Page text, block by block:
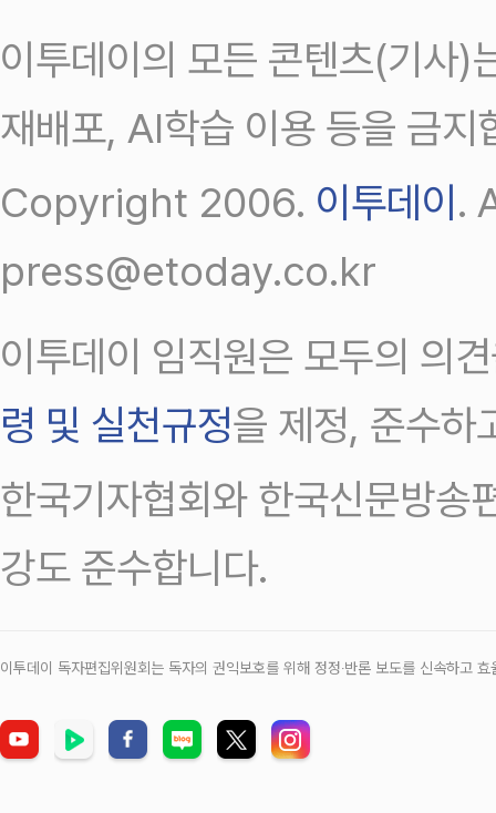
이투데이의 모든 콘텐츠(기사)
재배포, AI학습 이용 등을 금지
Copyright 2006. 이투데이.
press@etoday.co.kr
이투데이 임직원은 모두의 의
령 및 실천규정을 제정, 준수하
한국기자협회와 한국신문방송
강도 준수합니다.
이투데이 독자편집위원회는 독자의 권익보호를 위해 정정‧반론 보도를 신속하고